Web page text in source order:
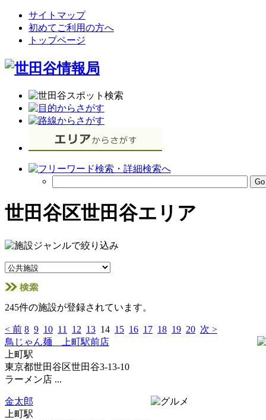
サイトマップ
初めてご利用の方へ
トップページ
世田谷区世田谷エリア
245件の施設が登録されています。
< 前 8 9 10 11 12 13 14 15 16 17 18 19 20 次 >
鳥じゃん麺 上町駅前店
上町駅
東京都世田谷区世田谷3-13-10
ラーメン店 ...
金太郎
上町駅